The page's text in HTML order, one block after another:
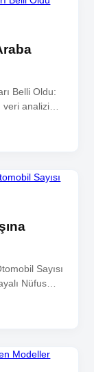
Belli Oldu:
veri analizi
Sayısı
Nüfus